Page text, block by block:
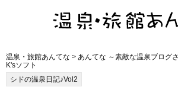
温泉・旅館あんてな > あんてな ～素敵な温泉ブログ
K'sソフト
シドの温泉日記♪Vol2